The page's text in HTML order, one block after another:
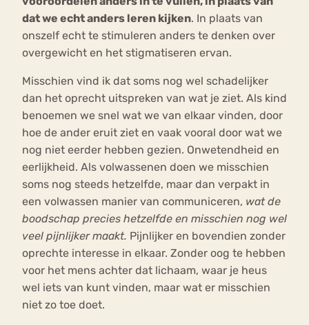
dat we echt anders leren kijken. In plaats van
onszelf echt te stimuleren anders te denken over
overgewicht en het stigmatiseren ervan.
Misschien vind ik dat soms nog wel schadelijker
dan het oprecht uitspreken van wat je ziet. Als kind
benoemen we snel wat we van elkaar vinden, door
hoe de ander eruit ziet en vaak vooral door wat we
nog niet eerder hebben gezien. Onwetendheid en
eerlijkheid. Als volwassenen doen we misschien
soms nog steeds hetzelfde, maar dan verpakt in
een volwassen manier van communiceren, wat de
boodschap precies hetzelfde en misschien nog wel
veel pijnlijker maakt. Pijnlijker en bovendien zonder
oprechte interesse in elkaar. Zonder oog te hebben
voor het mens achter dat lichaam, waar je heus
wel iets van kunt vinden, maar wat er misschien
niet zo toe doet.